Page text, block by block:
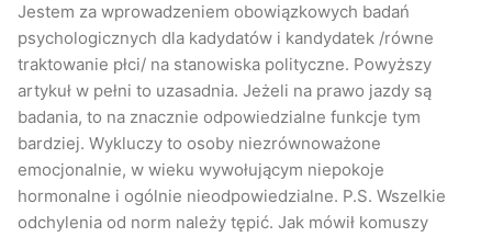
–To zmusiłoby naszych wspaniałych, aczkolwiek nieco
zachłannych na władzę mężczyzn, do dostrzeżenia
kompetentnych koleżanek i wprowadzenia ich na listy
wyborcze. Potem, gdy pokażemy na co nas stać, to
mężczyźni będą walczyć o parytety– dodaje burmistrz
Jasła.
Kuba Kowalczyk
Jestem za wprowadzeniem obowiązkowych badań
psychologicznych dla kadydatów i kandydatek /równe
traktowanie płci/ na stanowiska polityczne. Powyższy
artykuł w pełni to uzasadnia. Jeżeli na prawo jazdy są
badania, to na znacznie odpowiedzialne funkcje tym
bardziej. Wykluczy to osoby niezrównoważone
emocjonalnie, w wieku wywołującym niepokoje
hormonalne i ogólnie nieodpowiedzialne. P.S. Wszelkie
odchylenia od norm należy tępić. Jak mówił komuszy